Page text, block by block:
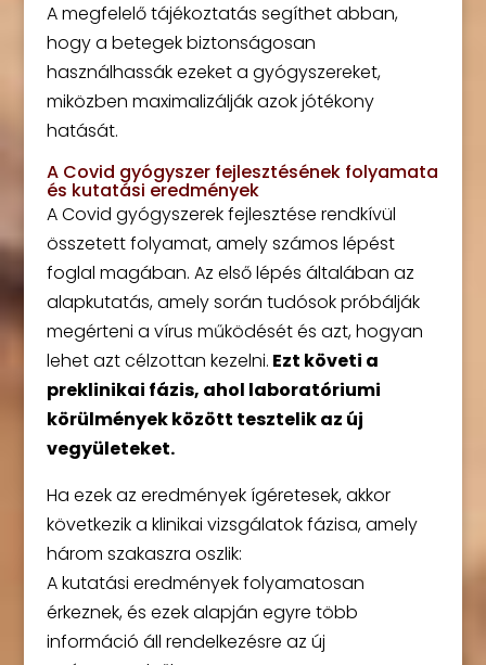
A megfelelő tájékoztatás segíthet abban,
hogy a betegek biztonságosan
használhassák ezeket a gyógyszereket,
miközben maximalizálják azok jótékony
hatását.
A Covid gyógyszer fejlesztésének folyamata
és kutatási eredmények
A Covid gyógyszerek fejlesztése rendkívül
összetett folyamat, amely számos lépést
foglal magában. Az első lépés általában az
alapkutatás, amely során tudósok próbálják
megérteni a vírus működését és azt, hogyan
lehet azt célzottan kezelni. Ezt követi a
preklinikai fázis, ahol laboratóriumi
körülmények között tesztelik az új
vegyületeket.
Ha ezek az eredmények ígéretesek, akkor
következik a klinikai vizsgálatok fázisa, amely
három szakaszra oszlik:
A kutatási eredmények folyamatosan
érkeznek, és ezek alapján egyre több
információ áll rendelkezésre az új